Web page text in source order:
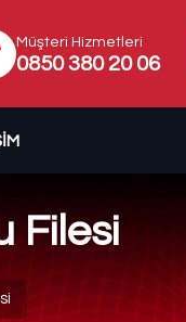
Müşteri Hizmetleri
0850 380 20 06
Filesi